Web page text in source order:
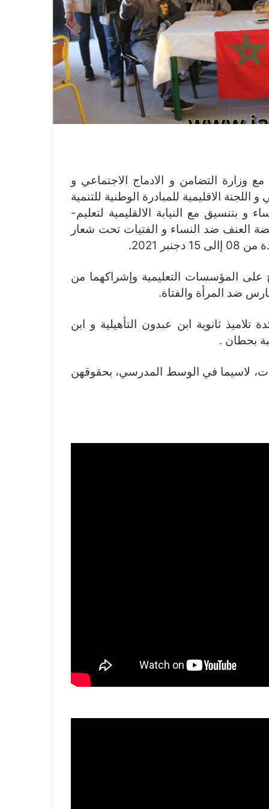
وزارة التضامن و الادماج الاجتماعي و
اللجنة الاقليمية للمبادرة الوطنية للتنمية
و بتنسيق مع النيابة الالقليمية لتعليم-
على المؤسسات التعليمية وإشراكهما من
ضد المرأة والفتاة.
ثانوية ابن عبدون التأهيلية و ابن
بحطان .
لاسيما في الوسط المدرسي، بحقوقهن